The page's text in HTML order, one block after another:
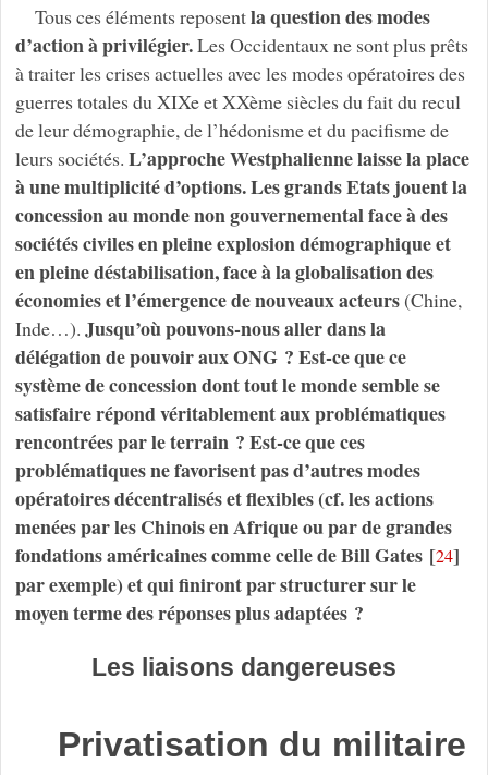
Tous ces éléments reposentla question des modes
d’action à privilégier.Les Occidentaux ne sont plus prêts
à traiter les crises actuelles avec les modes opératoires des
guerres totales du XIXe et XXème siècles du fait du recul
de leur démographie, de l’hédonisme et du pacifisme de
leurs sociétés. L’approche Westphalienne laisse la place
à une multiplicité d’options. Les grands Etats jouent la
concession au monde non gouvernemental face à des
sociétés civiles en pleine explosion démographique et
en pleine déstabilisation, face à la globalisation des
économies et l’émergence de nouveaux acteurs (Chine,
Inde…). Jusqu’où pouvons-nous aller dans la
délégation de pouvoir aux ONG ? Est-ce que ce
système de concession dont tout le monde semble se
satisfaire répond véritablement aux problématiques
rencontrées par le terrain ? Est-ce que ces
problématiques ne favorisent pas d’autres modes
opératoires décentralisés et flexibles (cf. les actions
menées par les Chinois en Afrique ou par de grandes
fondations américaines comme celle de Bill Gates[24]
par exemple) et qui finiront par structurer sur le
moyen terme des réponses plus adaptées ?
Les liaisons dangereuses
Privatisation du militaire